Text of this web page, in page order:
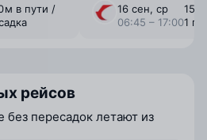
⁠м в пути /
16 сен, ср
06:45 – 17:00
15 ⁠ч
1
рейсов
пересадок летают из